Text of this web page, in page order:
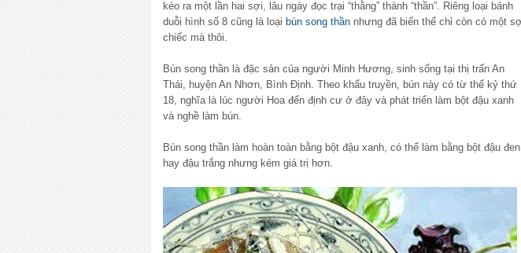
kéo ra một lần hai sợi, lâu ngày đọc trại “thằng” thành “thần”. Riêng loại bánh
duỗi hình số 8 cũng là loại bún song thần nhưng đã biến thể chỉ còn có một
chiếc mà thôi.
Bún song thần là đặc sản của người Minh Hương, sinh sống tại thị trấn An
Thái, huyện An Nhơn, Bình Định. Theo khẩu truyền, bún này có từ thế kỷ thứ
18, nghĩa là lúc người Hoa đến định cư ở đây và phát triển làm bột đậu xanh
và nghề làm bún.
Bún song thần làm hoàn toàn bằng bột đậu xanh, có thể làm bằng bột đậu đen
hay đậu trắng nhưng kém giá trị hơn.